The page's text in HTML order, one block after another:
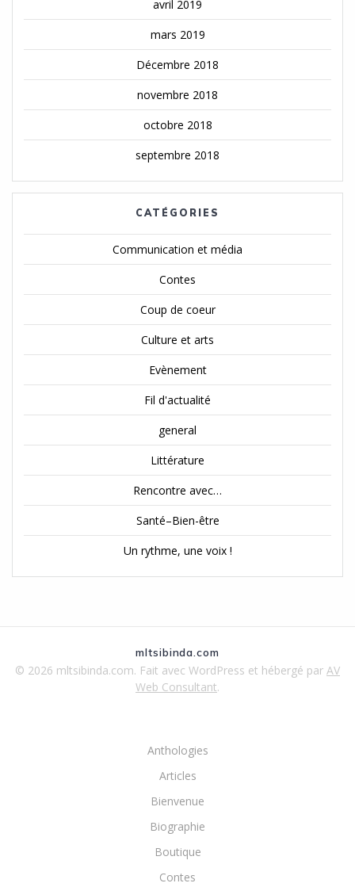
avril 2019
mars 2019
Décembre 2018
novembre 2018
octobre 2018
septembre 2018
CATÉGORIES
Communication et média
Contes
Coup de coeur
Culture et arts
Evènement
Fil d'actualité
general
Littérature
Rencontre avec…
Santé–Bien-être
Un rythme, une voix !
mltsibinda.com
© 2026 mltsibinda.com. Fait avec WordPress et hébergé par AV
Web Consultant.
Anthologies
Articles
Bienvenue
Biographie
Boutique
Contes